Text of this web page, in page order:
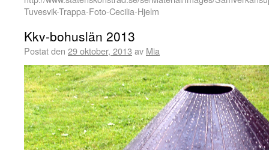
Tuvesvik-Trappa-Foto-Cecilia-Hjelm
Kkv-bohuslän 2013
Postat den 29 oktober, 2013 av Mia